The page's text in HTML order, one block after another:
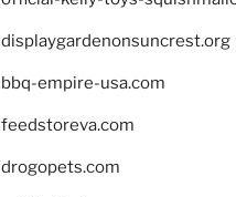
displaygardenonsuncrest.org
bbq-empire-usa.com
feedstoreva.com
drogopets.com